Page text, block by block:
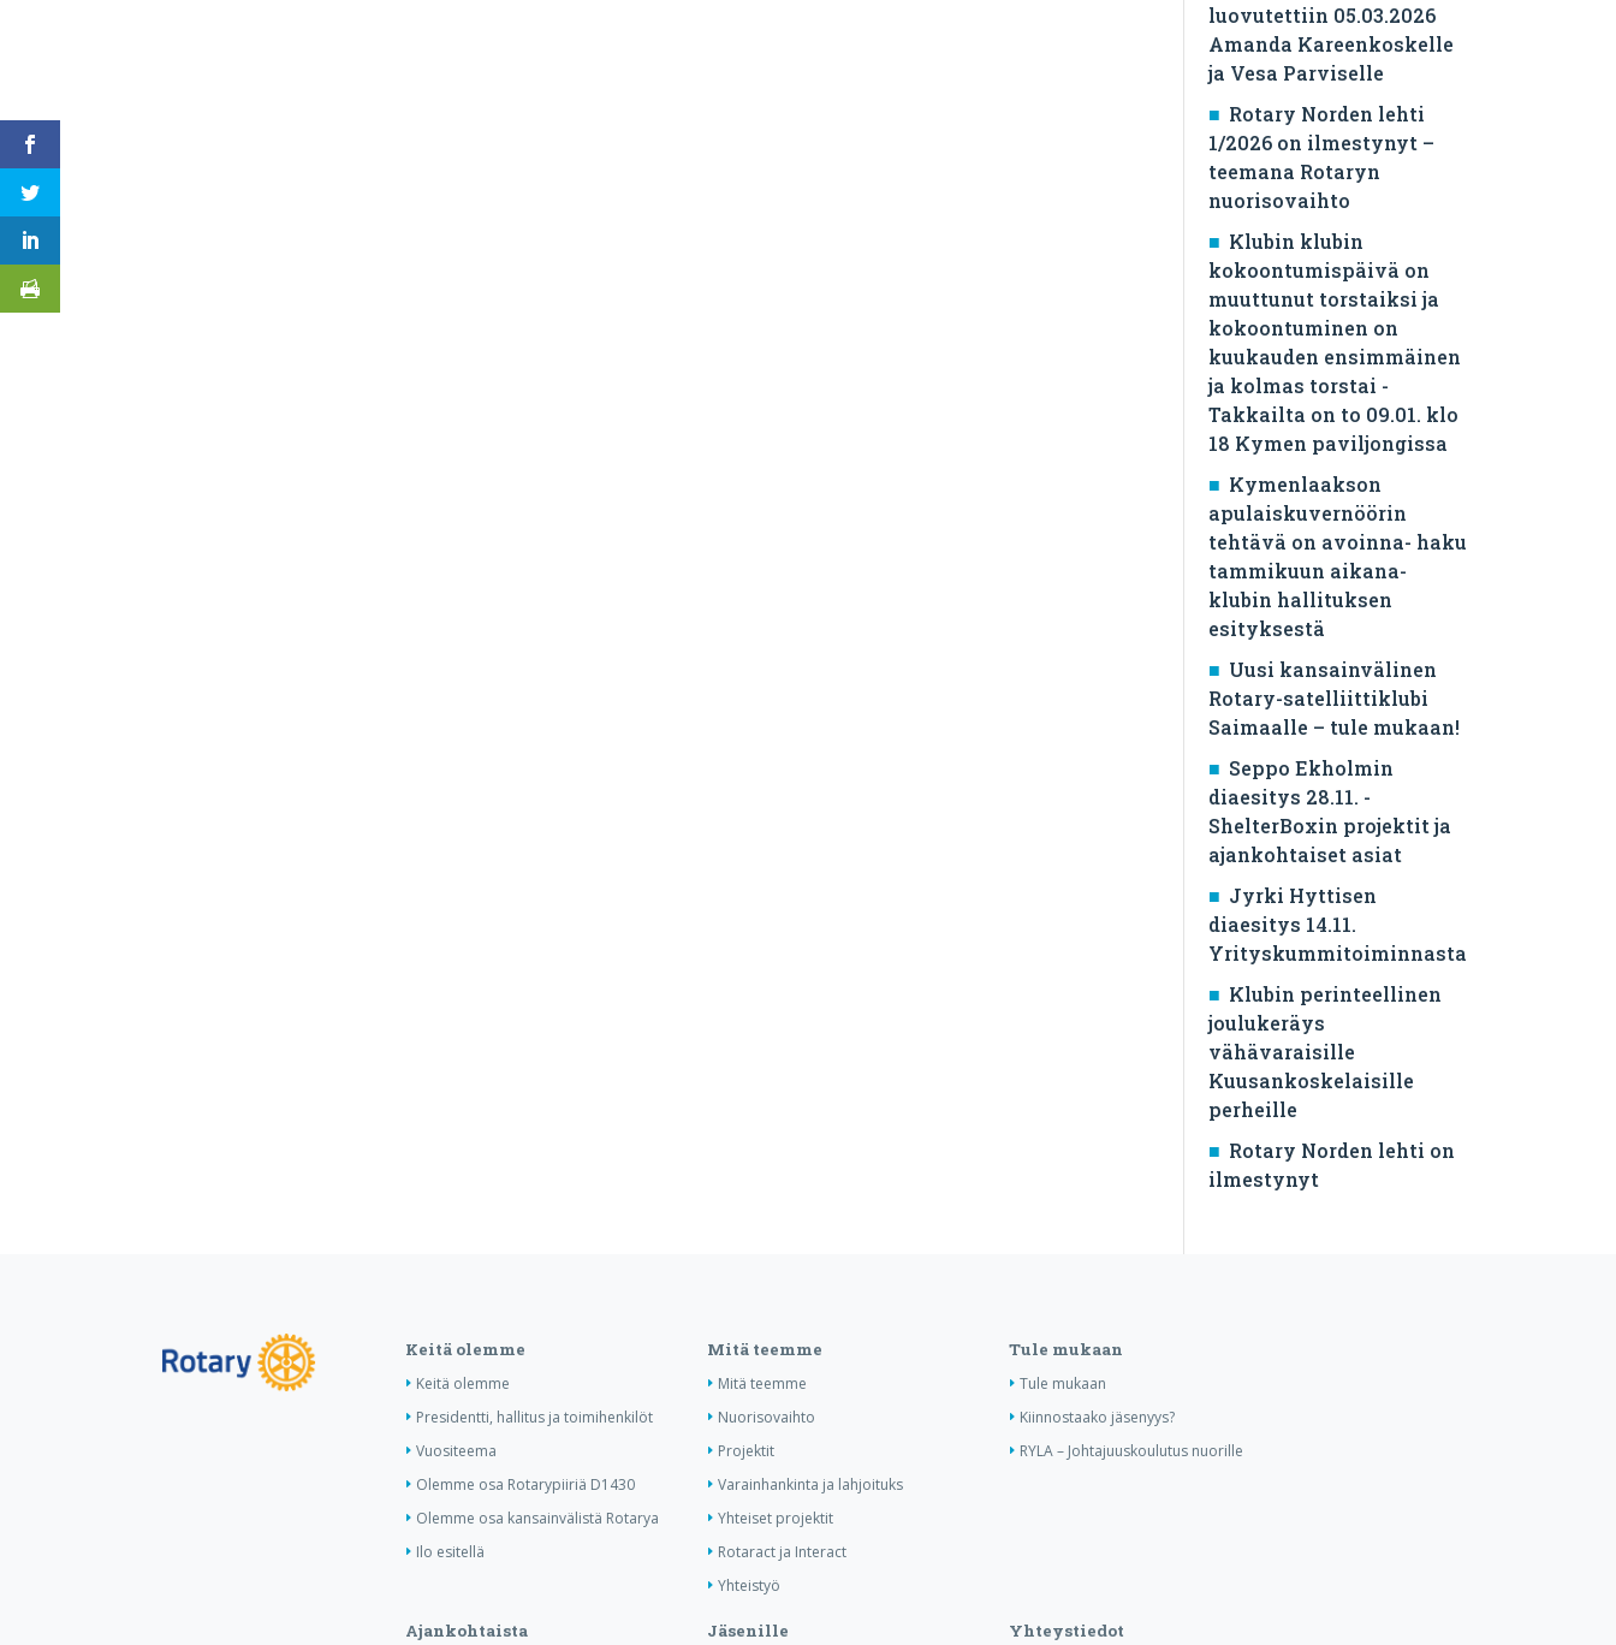
luovutettiin 05.03.2026
Amanda Kareenkoskelle
ja Vesa Parviselle
​Rotary Norden lehti
1/2026 on ilmestynyt –
teemana Rotaryn
nuorisovaihto
Klubin klubin
kokoontumispäivä on
muuttunut torstaiksi ja
kokoontuminen on
kuukauden ensimmäinen
ja kolmas torstai -
Takkailta on to 09.01. klo
18 Kymen paviljongissa
Kymenlaakson
apulaiskuvernöörin
tehtävä on avoinna- haku
tammikuun aikana-
klubin hallituksen
esityksestä
Uusi kansainvälinen
Rotary-satelliittiklubi
Saimaalle – tule mukaan!
Seppo Ekholmin
diaesitys 28.11. -
ShelterBoxin projektit ja
ajankohtaiset asiat
Jyrki Hyttisen
diaesitys 14.11.
Yrityskummitoiminnasta
Klubin perinteellinen
joulukeräys
vähävaraisille
Kuusankoskelaisille
perheille
Rotary Norden lehti on
ilmestynyt
Keitä olemme
Keitä olemme
Presidentti, hallitus ja toimihenkilöt
Vuositeema
Olemme osa Rotarypiiriä D1430
Olemme osa kansainvälistä Rotarya
Ilo esitellä
Mitä teemme
Mitä teemme
Nuorisovaihto
Projektit
Varainhankinta ja lahjoituks
Yhteiset projektit
Rotaract ja Interact
Yhteistyö
Tule mukaan
Tule mukaan
Kiinnostaako jäsenyys?
RYLA – Johtajuuskoulutus nuorille
Ajankohtaista Jäsenille Yhteystiedot